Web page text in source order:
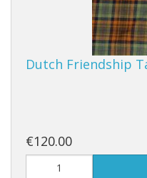
Dutch Friendship
€120.00